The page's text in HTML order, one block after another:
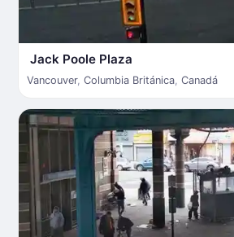
Jack Poole Plaza
Vancouver, Columbia Británica, Canadá